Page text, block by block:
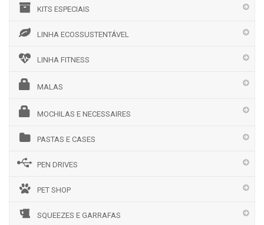
KITS ESPECIAIS
LINHA ECOSSUSTENTÁVEL
LINHA FITNESS
MALAS
MOCHILAS E NECESSAIRES
PASTAS E CASES
PEN DRIVES
PET SHOP
SQUEEZES E GARRAFAS